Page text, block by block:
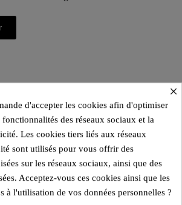
ist ein Designer-Sessel,
und entworfen vom
Olivier SANTINI.
73,8 x 77,5 x 86,5 cm.
×
d'accepter les cookies afin d'optimiser
des réseaux sociaux et la
Les cookies tiers liés aux réseaux
sont utilisés pour vous offrir des
sur les réseaux sociaux, ainsi que des
Acceptez-vous ces cookies ainsi que les
à l'utilisation de vos données personnelles ?